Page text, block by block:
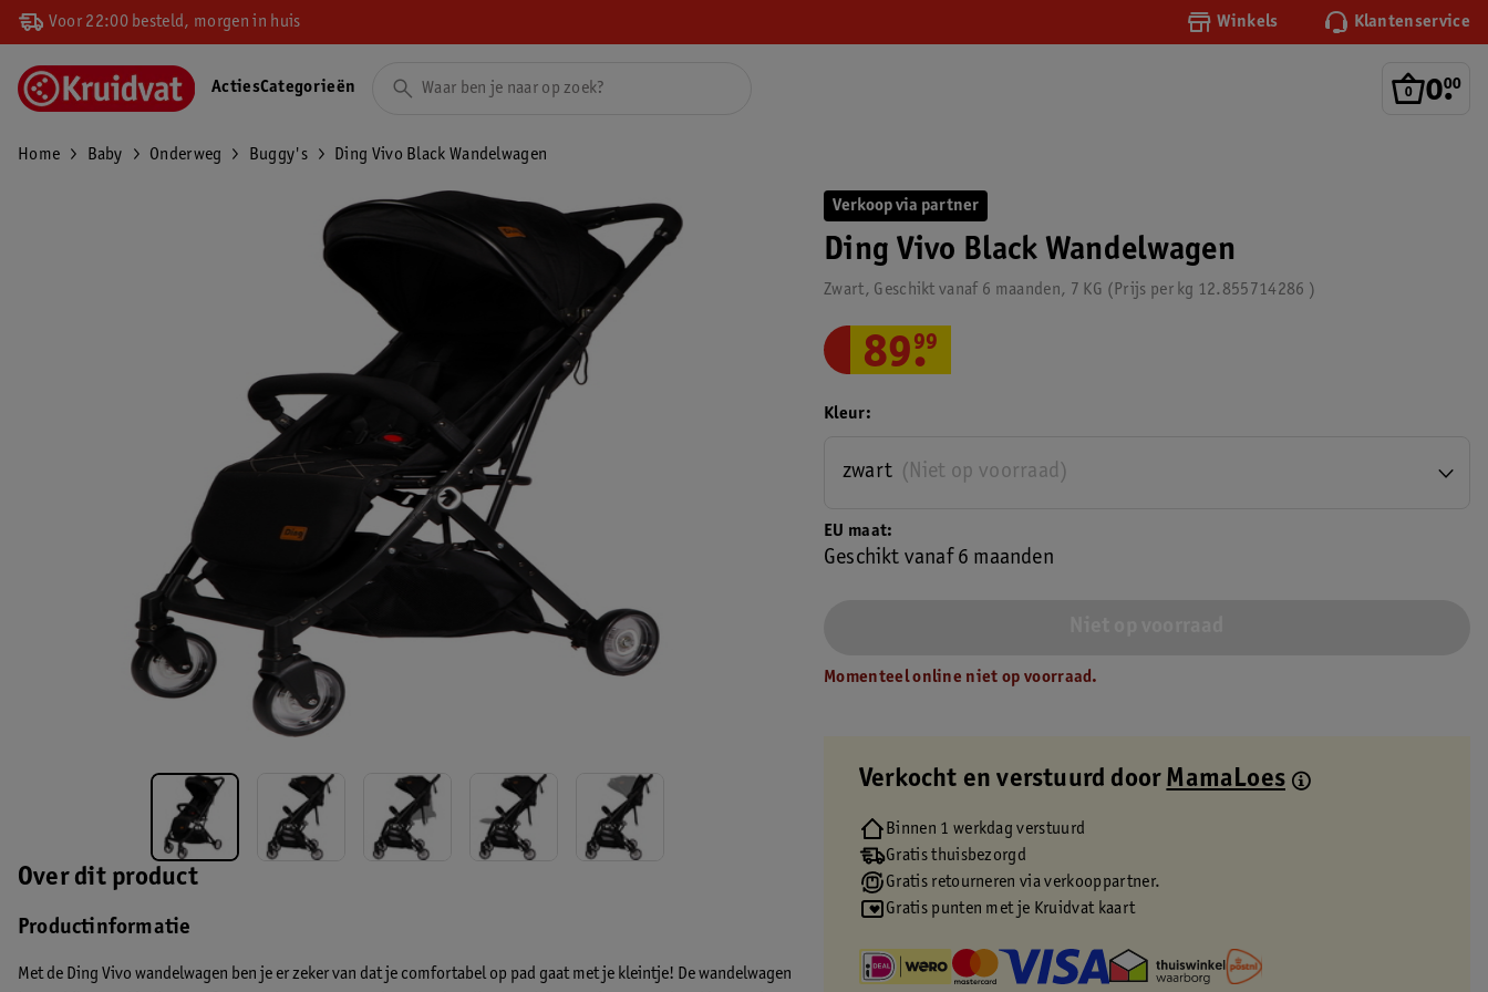
Voor 22:00 besteld, morgen in huis Winkels Klantenservice
0.
00
ActiesCategorieën
Home Baby Onderweg Buggy's Ding Vivo Black Wandelwagen
Over dit product
Productinformatie
Met de Ding Vivo wandelwagen ben je er zeker van dat je comfortabel op pad gaat met je kleintje! De wandelwagen
Verkoop via partner
Ding Vivo Black Wandelwagen
Zwart, Geschikt vanaf 6 maanden, 7 KG 12.855714286
Prijs per kg
89.
99
EU maat
Geschikt vanaf 6 maanden
Kleur
(Niet op voorraad)
zwart
Momenteel online niet op voorraad.
Verkocht en verstuurd door MamaLoes
Binnen 1 werkdag verstuurd
Gratis thuisbezorgd
Gratis retourneren via verkooppartner.
Gratis punten met je Kruidvat kaart